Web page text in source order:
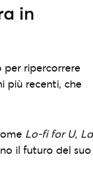
in
per ripercorrere
più recenti, che
Lo-fi for U, La
il futuro del suo